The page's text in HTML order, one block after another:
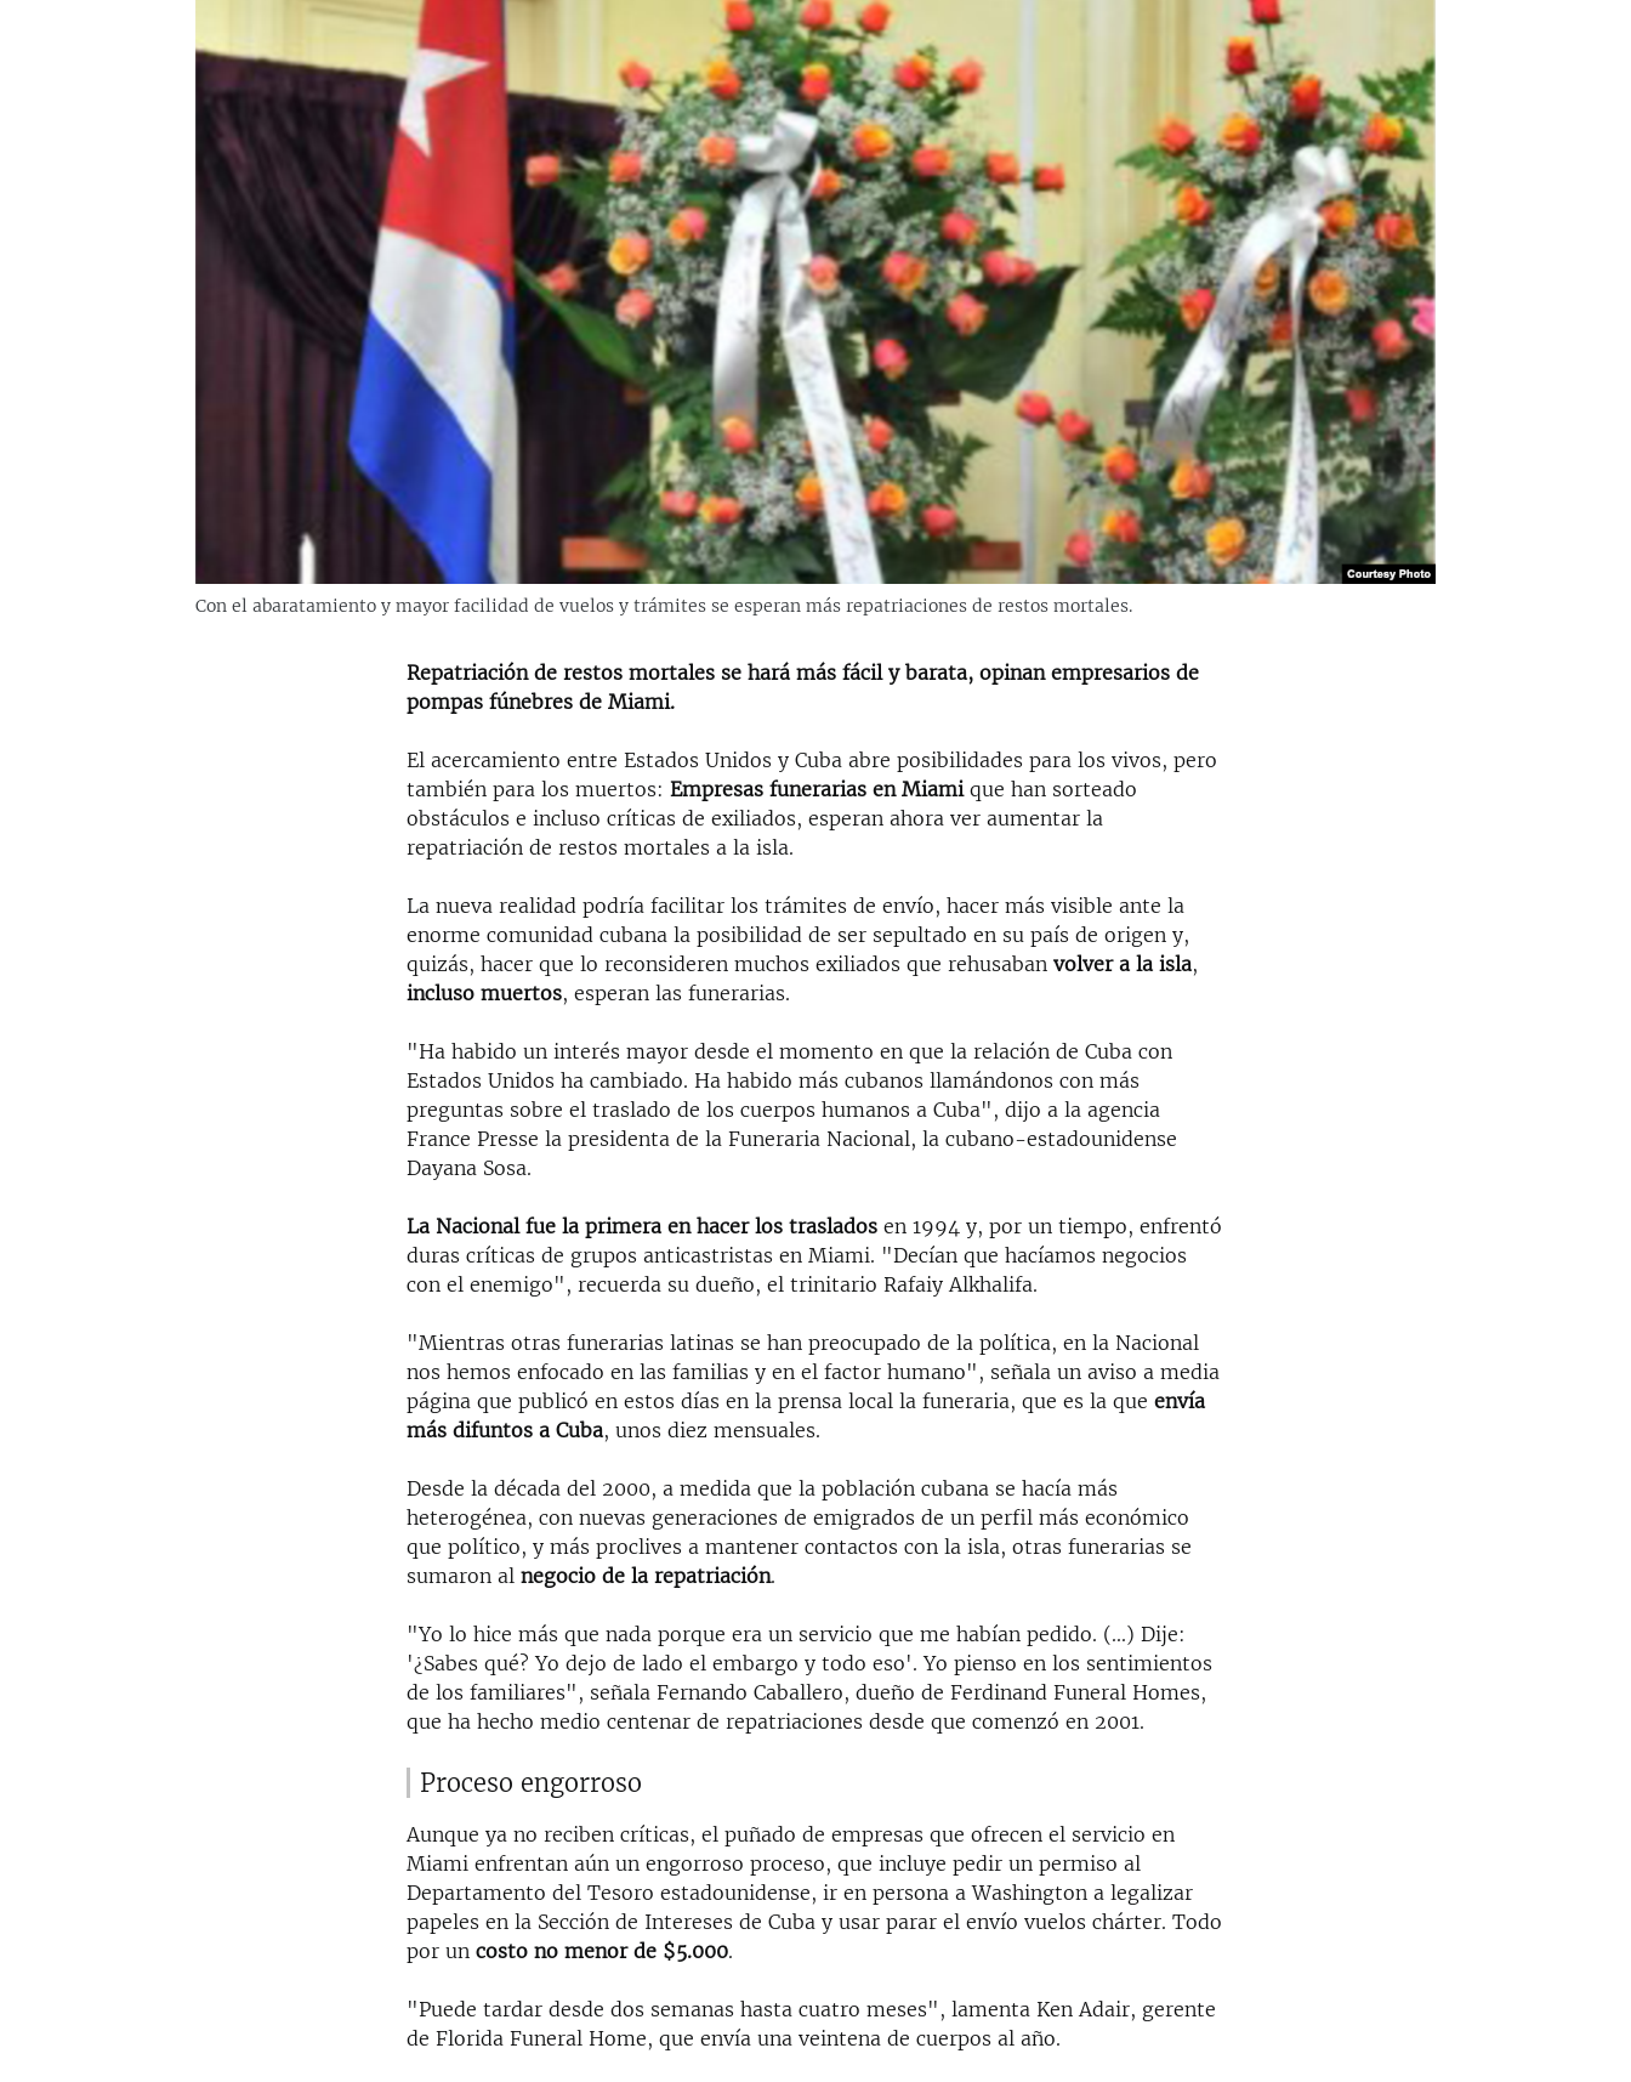
LA REALIDAD DE LA VIVIENDA EN
Con el abaratamiento y mayor facilidad de vuelos y trámites se esperan más repatriaciones de restos mortales.
Repatriación de restos mortales se hará más fácil y barata, opinan empresarios de
pompas fúnebres de Miami.
El acercamiento entre Estados Unidos y Cuba abre posibilidades para los vivos, pero
también para los muertos:Empresas funerarias en Miamique han sorteado
obstáculos e incluso críticas de exiliados, esperan ahora ver aumentar la
repatriación de restos mortales a la isla.
La nueva realidad podría facilitar los trámites de envío, hacer más visible ante la
enorme comunidad cubana la posibilidad de ser sepultado en su país de origen y,
quizás, hacer que lo reconsideren muchos exiliados que rehusabanvolver a la isla,
incluso muertos, esperan las funerarias.
"Ha habido un interés mayor desde el momento en que la relación de Cuba con
Estados Unidos ha cambiado. Ha habido más cubanos llamándonos con más
preguntas sobre el traslado de los cuerpos humanos a Cuba", dijo a la agencia
France Presse la presidenta de la Funeraria Nacional, la cubano-estadounidense
Dayana Sosa.
La Nacional fue la primera en hacer los traslados en 1994 y, por un tiempo, enfrentó
duras críticas de grupos anticastristas en Miami. "Decían que hacíamos negocios
con el enemigo", recuerda su dueño, el trinitario Rafaiy Alkhalifa.
"Mientras otras funerarias latinas se han preocupado de la política, en la Nacional
nos hemos enfocado en las familias y en el factor humano", señala un aviso a media
página que publicó en estos días en la prensa local la funeraria, que es la queenvía
más difuntos a Cuba, unos diez mensuales.
Desde la década del 2000, a medida que la población cubana se hacía más
heterogénea, con nuevas generaciones de emigrados de un perfil más económico
que político, y más proclives a mantener contactos con la isla, otras funerarias se
sumaron alnegocio de la repatriación.
"Yo lo hice más que nada porque era un servicio que me habían pedido. (...) Dije:
'¿Sabes qué? Yo dejo de lado el embargo y todo eso'. Yo pienso en los sentimientos
de los familiares", señala Fernando Caballero, dueño de Ferdinand Funeral Homes,
que ha hecho medio centenar de repatriaciones desde que comenzó en 2001.
Proceso engorroso
Aunque ya no reciben críticas, el puñado de empresas que ofrecen el servicio en
Miami enfrentan aún un engorroso proceso, que incluye pedir un permiso al
Departamento del Tesoro estadounidense, ir en persona a Washington a legalizar
papeles en la Sección de Intereses de Cuba y usar parar el envío vuelos chárter. Todo
por uncosto no menor de $5.000.
"Puede tardar desde dos semanas hasta cuatro meses", lamenta Ken Adair, gerente
de Florida Funeral Home, que envía una veintena de cuerpos al año.